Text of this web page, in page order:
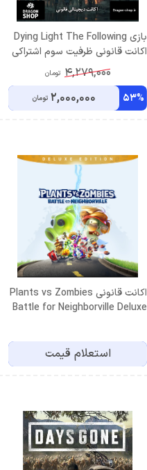
بازی Dying Light The Following
اکانت قانونی ظرفیت سوم اشتراکی
4,279,000 تومان
53%
2,000,000 تومان
اکانت قانونی Plants vs Zombies
Battle for Neighborville Deluxe
استعلام قیمت